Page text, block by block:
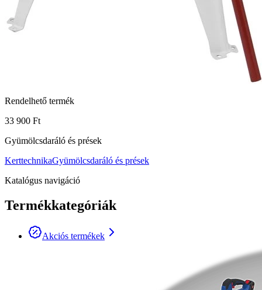
Rendelhető termék
33 900 Ft
Gyümölcsdaráló és prések
KerttechnikaGyümölcsdaráló és prések
Katalógus navigáció
Termékkategóriák
Akciós termékek